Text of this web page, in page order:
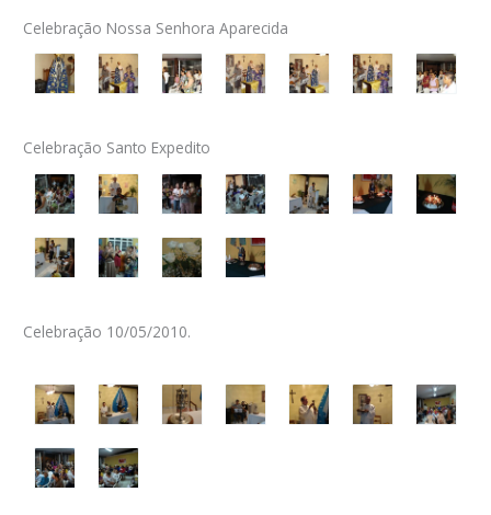
Celebração Nossa Senhora Aparecida
Celebração Santo Expedito
Celebração 10/05/2010.